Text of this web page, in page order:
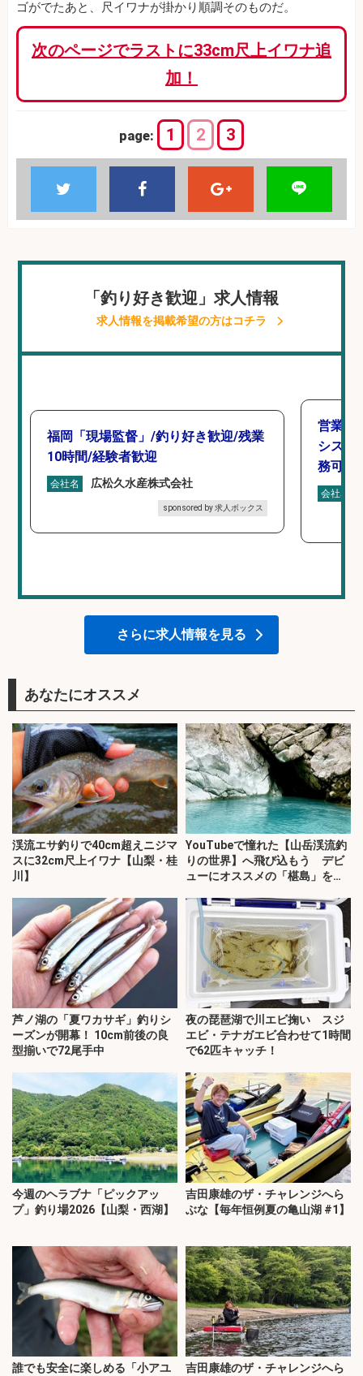
ゴがでたあと、尺イワナが掛かり順調そのものだ。
次のページでラストに33cm尺上イワナ追
加！
page: 1 2 3
「釣り好き歓迎」求人情報
求人情報を掲載希望の方はコチラ
福岡「現場監督」/釣り好き歓迎/残業
10時間/経験者歓迎
会社名 広松久水産株式会社
sponsored by 求人ボックス
営業事
シスタ
務可/
会社名
さらに求人情報を見る
あなたにオススメ
渓流エサ釣りで40cm超えニジマ
スに32cm尺上イワナ【山梨・桂
川】
YouTubeで憧れた【山岳渓流釣
りの世界】へ飛び込もう デビ
ューにオススメの「椹島」を紹
芦ノ湖の「夏ワカサギ」釣りシ
ーズンが開幕！ 10cm前後の良
型揃いで72尾手中
夜の琵琶湖で川エビ掬い スジ
エビ・テナガエビ合わせて1時間
で62匹キャッチ！
今週のヘラブナ「ピックアッ
プ」釣り場2026【山梨・西湖】
吉田康雄のザ・チャレンジへら
ぶな【毎年恒例夏の亀山湖 #1】
誰でも安全に楽しめる「小アユ
吉田康雄のザ・チャレンジへら